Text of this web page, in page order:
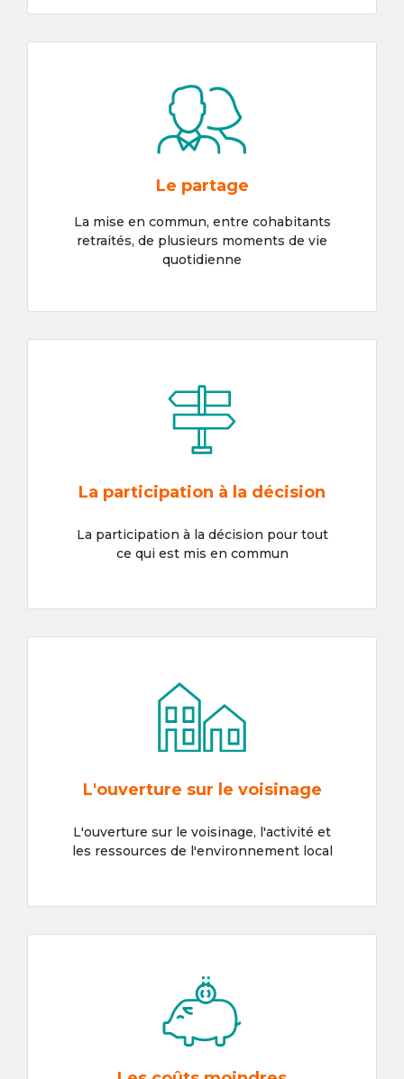
Le partage
La mise en commun, entre cohabitants
retraités, de plusieurs moments de vie
quotidienne
La participation à la décision
La participation à la décision pour tout
ce qui est mis en commun
L'ouverture sur le voisinage
L'ouverture sur le voisinage, l'activité et
les ressources de l'environnement local